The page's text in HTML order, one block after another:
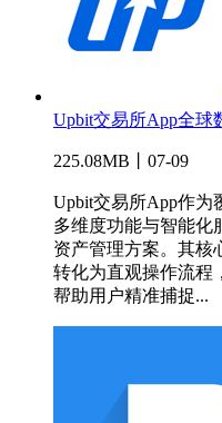
Upbit交易所App全球
225.08MB丨07-09
Upbit交易所App作为
多维度功能与智能化
资产管理方案。其核
转化为直观操作流程
帮助用户精准捕捉...